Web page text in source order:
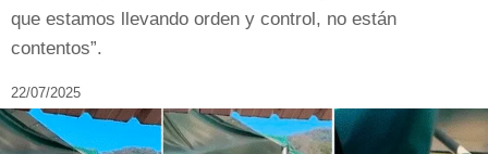
que estamos llevando orden y control, no están
contentos”.
22/07/2025